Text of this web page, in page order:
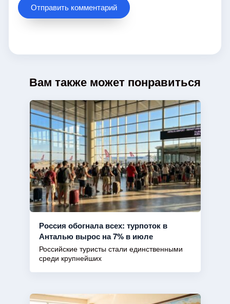
Вам также может понравиться
Россия обогнала всех: турпоток в
Анталью вырос на 7% в июле
Российские туристы стали единственными
среди крупнейших